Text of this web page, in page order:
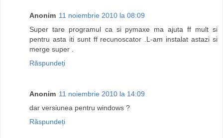
Anonim 11 noiembrie 2010 la 08:09
Super tare programul ca si pymaxe ma ajuta ff mult si
pentru asta iti sunt ff recunoscator .L-am instalat astazi si
merge super .
Răspundeți
Anonim 11 noiembrie 2010 la 14:09
dar versiunea pentru windows ?
Răspundeți